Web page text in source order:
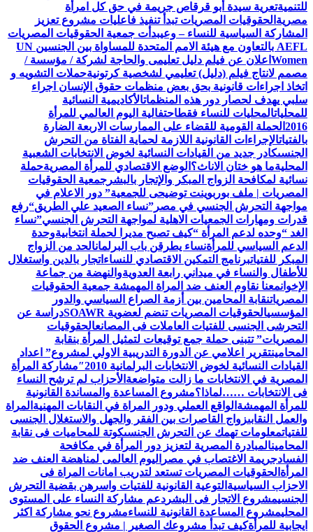
للتنميةتعرية سيدة أبو قرقاص جريمة في حق كل امرأة
مصرية الحقوقيات المصريات تبدأ تنفيذ فاعليات مشروع تعزيز
المشاركة السياسية للنساء – وعيبدأت جمعية الحقوقيات المصريات
AEFL بالتعاون مع هيئة الامم المتحدة للمساواة بين الجنسين UN
Women اعلان عن فيلم دليل تعليمى والحاجة لشركة / مؤسسة /
مصمم لانتاج فيلم (دليل) تعليمي لشخصية كرتونيةحملات التشويه و
اتخاذ اجراءات قانونية بحق بعض منظمات حقوق الإنسان اجراء
سلبي يهدف لحصار دور هذه المنظماتالأكاديمية النسائية
للمحلياتالمحليات للنساء فقطاحتفالية اليوم العالمي للمرأة
2016 الحملة القومية للقضاء على الممارسات الاربعة الضارة
بالفتياتالإجراءات القانونية اللازمة لحماية الفتاة من التحرش
الجنسىكادر جديد من القيادات النسائية لخوض الانتخابات الشعبية
المحليةما هو ختان الاناث؟ الوضع الاقتصادي للمرأة المصريةحملة
نسائية لمكافحة الزواج المبكر والإتجار بالبشر جمعية الحقوقيات
المصريات | ملف بوربوينت توضيحى للجمعية” دور الاعلام في
مواجهة التحرش الجنسي في مصر”نساء الصعيد علي الطريق“رفع
قدرات ومهارات الجمعيات الاهلية لمواجهة التحرش الجنسي”نساء
الغد “وحده لدعم المرأة “كيف تصبح مديرا لحملة انتخابيةوحدة
الدعم السياسي للمرأةنساء يطرقن باب البرلمانالحد من الزواج
المبكر للفتياتبرنامج التمكين الاقتصادي للنساء اتجار بالدين واستغلال
للأطفال والنساء في ميداني رابعة العدويةوالنهضة من جماعة
الإخوانمعنا نقاوم العنف ضد المراة المهمشة جمعية الحقوقيات
المصرياتنقابة المحامين بين أزمة الصراع السياسي والدور
المؤسسيالحقوقيات المصريات تنضم لعضوية SOAWR
دراسة عن
التحرشى الجنسى للفتيات العاملات فى المصانعالحقوقيات
المصريات” تتبنى حملة جمع توقيعات لتمثيل المرأة بنقابة
المحامينتقرير اعلامي عن الدورة التدريبية الاولي لمشروع” اعداد
القيادات النسائية لخوض الانتخابات البرلمانية 2010″
مشاركة المرأة
المصرية في الانتخابات ما زالت متواضعة الأحزاب لم ترشح النساء
فى الانتخابات ……لماذا؟مشروع المساعدة والمساندة القانونية
للمرأة المهمشة الواقع العملي ودور المراة في النقابات المهنية المراة
والعمل النقابىزواج القاصرات بين الفقر والجهل والاستغلال الجنسى
للفتياتمعلومات تهمك عن التحرش الجنسىكوتة للمحاميات فى نقابة
المحامينالمبادرة المصرية لتعزيز دور المرأة في مكافحة
الفسادجريمة الاغتصاب في مصر اليوم العالمى لمناهضة العنف ضد
المرأة الحقوقيات المصريات تستعد لتدريب امانات المراة فى
الاحزاب السياسية التوعية القانونية للفتيات واسرهن بقضية التحرش
الجنسيمشروع الاتجار فى البشر دعم مشاركة النساء على المستوى
المحليمشروع المساعدة القانونية للنساءمشروع نحو مشاركة اكثر
ايجابية للمرأةكيف تبدأ مشروعك الصغير | مشروع الحقوق